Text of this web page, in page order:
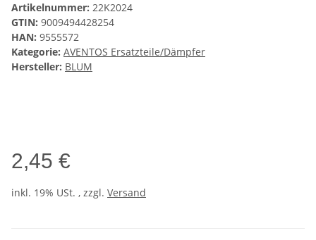
Artikelnummer: 22K2024
GTIN: 9009494428254
HAN: 9555572
Kategorie: AVENTOS Ersatzteile/Dämpfer
Hersteller: BLUM
2,45 €
inkl. 19% USt. , zzgl. Versand